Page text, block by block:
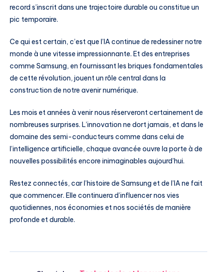
record s’inscrit dans une trajectoire durable ou constitue un
pic temporaire.
Ce qui est certain, c’est que l’IA continue de redessiner notre
monde à une vitesse impressionnante. Et des entreprises
comme Samsung, en fournissant les briques fondamentales
de cette révolution, jouent un rôle central dans la
construction de notre avenir numérique.
Les mois et années à venir nous réserveront certainement de
nombreuses surprises. L’innovation ne dort jamais, et dans le
domaine des semi-conducteurs comme dans celui de
l’intelligence artificielle, chaque avancée ouvre la porte à de
nouvelles possibilités encore inimaginables aujourd’hui.
Restez connectés, car l’histoire de Samsung et de l’IA ne fait
que commencer. Elle continuera d’influencer nos vies
quotidiennes, nos économies et nos sociétés de manière
profonde et durable.